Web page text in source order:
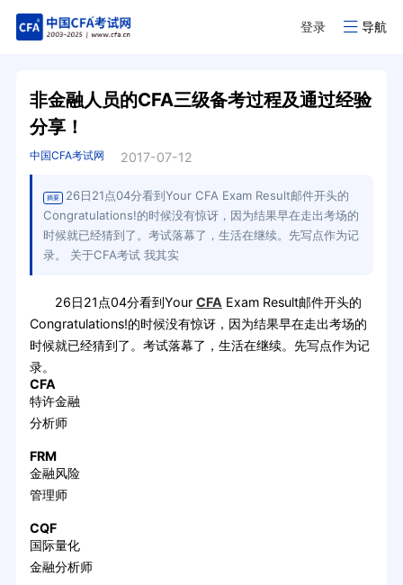
登录 导航
非金融人员的CFA三级备考过程及通过经验
分享！
中国CFA考试网 2017-07-12
摘要
26日21点04分看到Your CFA Exam Result邮件开头的
Congratulations!的时候没有惊讶，因为结果早在走出考场的
时候就已经猜到了。考试落幕了，生活在继续。先写点作为记
录。 关于CFA考试 我其实
26日21点04分看到Your CFA Exam Result邮件开头的
Congratulations!的时候没有惊讶，因为结果早在走出考场的
时候就已经猜到了。考试落幕了，生活在继续。先写点作为记
录。
CFA
特许金融
分析师
FRM
金融风险
管理师
CQF
国际量化
金融分析师